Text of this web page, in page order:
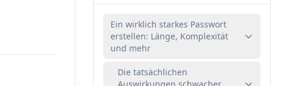
Ein wirklich starkes Passwort
erstellen: Länge, Komplexität
und mehr
Die tatsächlichen